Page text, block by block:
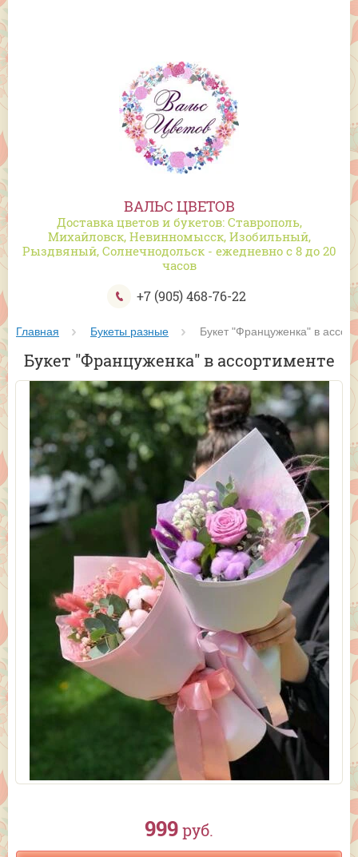
ВАЛЬС ЦВЕТОВ
Доставка цветов и букетов: Ставрополь,
Михайловск, Невинномысск, Изобильный,
Рыздвяный, Солнечнодольск - ежедневно с 8 до 20
часов
+7 (905) 468-76-22
Главная Букеты разные Букет "Француженка" в
Букет "Француженка" в ассортименте
999руб.